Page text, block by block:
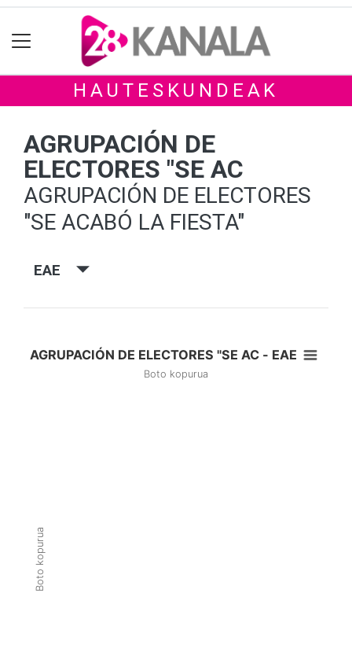
HAUTESKUNDEAK
AGRUPACIÓN DE
ELECTORES "SE AC
AGRUPACIÓN DE ELECTORES
"SE ACABÓ LA FIESTA"
EAE
Boto kopurua
AGRUPACIÓN DE ELECTORES "SE AC - EAE
Boto kopurua